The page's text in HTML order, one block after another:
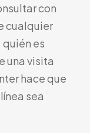
con
cualquier
quién es
una visita
haceque
línea sea